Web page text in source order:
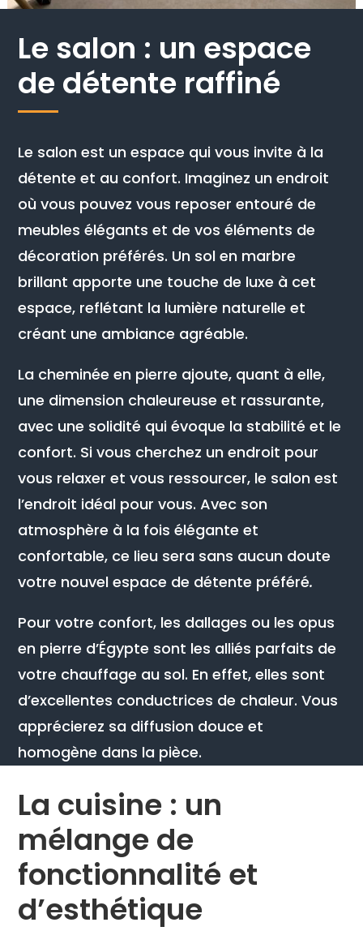
Le salon : un espace
de détente raffiné
Le salon est un espace qui vous invite à la
détente et au confort. Imaginez un endroit
où vous pouvez vous reposer entouré de
meubles élégants et de vos éléments de
décoration préférés. Un sol en marbre
brillant apporte une touche de luxe à cet
espace, reflétant la lumière naturelle et
créant une ambiance agréable.
La cheminée en pierre ajoute, quant à elle,
une dimension chaleureuse et rassurante,
avec une solidité qui évoque la stabilité et le
confort. Si vous cherchez un endroit pour
vous relaxer et vous ressourcer, le salon est
l’endroit idéal pour vous. Avec son
atmosphère à la fois élégante et
confortable, ce lieu sera sans aucun doute
votre nouvel espace de détente préféré.
Pour votre confort, les dallages ou les opus
en pierre d’Égypte sont les alliés parfaits de
votre chauffage au sol. En effet, elles sont
d’excellentes conductrices de chaleur. Vous
apprécierez sa diffusion douce et
homogène dans la pièce.
La cuisine : un
mélange de
fonctionnalité et
d’esthétique